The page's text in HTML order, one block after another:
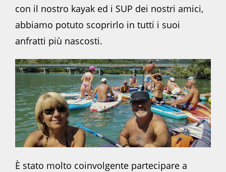
con il nostro kayak ed i SUP dei nostri amici,
abbiamo potuto scoprirlo in tutti i suoi
anfratti più nascosti.
È stato molto coinvolgente partecipare a